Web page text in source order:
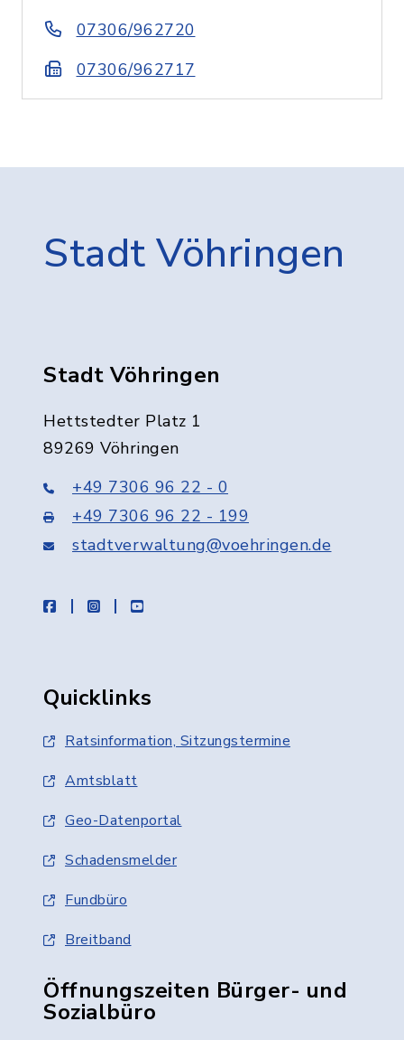
07306/962720
07306/962717
Stadt Vöhringen
Stadt Vöhringen
Hettstedter Platz 1
89269 Vöhringen
+49 7306 96 22 - 0
+49 7306 96 22 - 199
stadtverwaltung@voehringen.de
facebookinstagramyoutube
Quicklinks
Ratsinformation, Sitzungstermine
Amtsblatt
Geo-Datenportal
Schadensmelder
Fundbüro
Breitband
Öffnungszeiten Bürger- und
Sozialbüro